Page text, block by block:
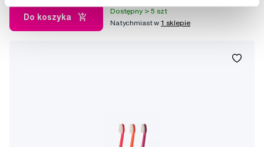
Do koszyka
Dostępny > 5 szt
Natychmiast w1 sklepie